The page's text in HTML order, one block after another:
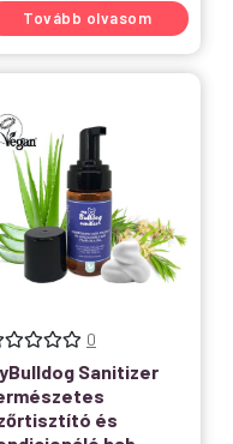
Tovább olvasom
0
Sanitizer
és